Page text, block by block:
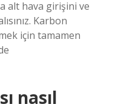
alt hava girişini ve
Karbon
için tamamen
nasıl